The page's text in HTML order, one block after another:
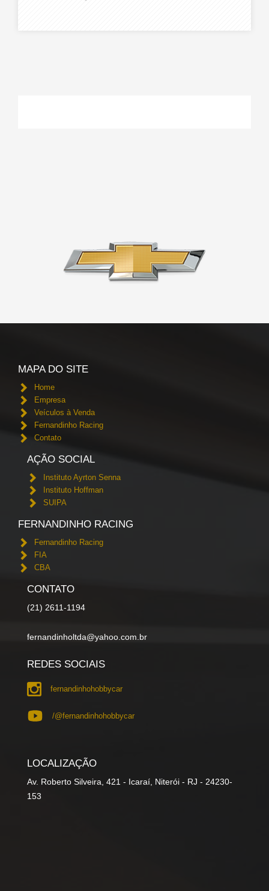
MAPA DO SITE
Home
Empresa
Veículos à Venda
Fernandinho Racing
Contato
AÇÃO SOCIAL
Instituto Ayrton Senna
Instituto Hoffman
SUIPA
FERNANDINHO RACING
Fernandinho Racing
FIA
CBA
CONTATO
(21) 2611-1194
fernandinholtda@yahoo.com.br
REDES SOCIAIS
fernandinhohobbycar
/@fernandinhohobbycar
LOCALIZAÇÃO
Av. Roberto Silveira, 421 - Icaraí, Niterói - RJ - 24230-
153